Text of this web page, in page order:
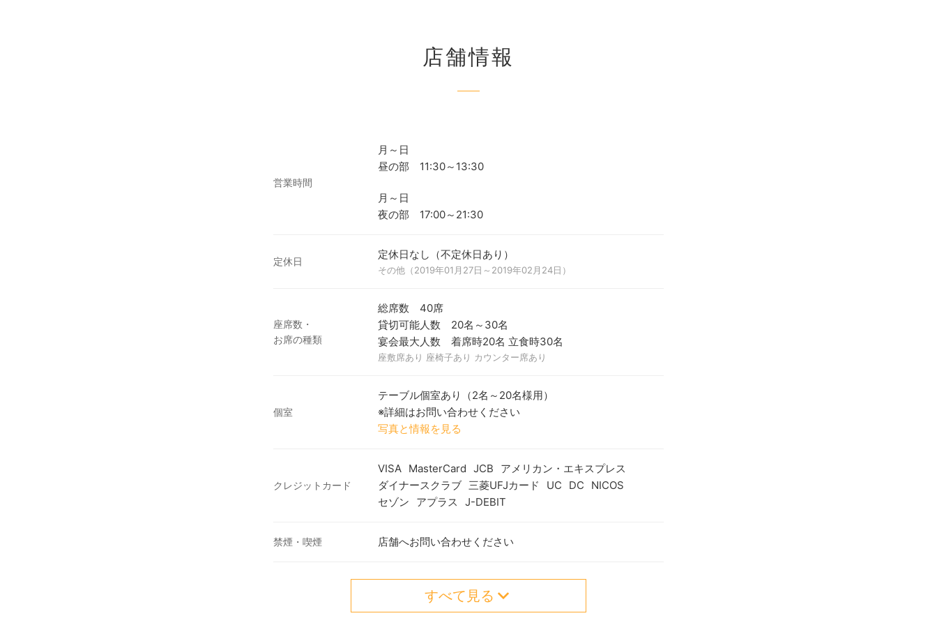
店舗情報
営業時間
月～日
昼の部 11:30～13:30
月～日
夜の部 17:00～21:30
定休日
定休日なし（不定休日あり）
その他（2019年01月27日～2019年02月24日）
座席数・
お席の種類
総席数 40席
貸切可能人数 20名～30名
宴会最大人数 着席時20名 立食時30名
座敷席あり 座椅子あり カウンター席あり
個室
テーブル個室あり（2名～20名様用）
※詳細はお問い合わせください
写真と情報を見る
クレジットカード
VISA MasterCard JCB
アメリカン・エキスプレス
ダイナースクラブ 三菱UFJカード UC DC
NICOS
セゾン
アプラス J-DEBIT
禁煙・喫煙 店舗へお問い合わせください
すべて見る